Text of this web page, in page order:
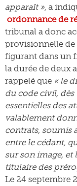
apparaît », a
ordonnance de
tribunal a donc
provisionnelle de
figurant dans un
la durée de deux
rappelé que « le
du code civil, dès
essentielles des
valablement
contrats, soumis
entre le cédant,
sur son image, et
titulaire des
Le 24 septembre